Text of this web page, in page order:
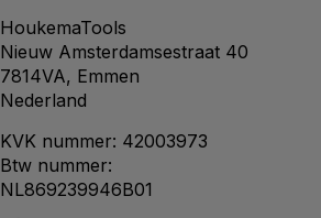
HoukemaTools
Nieuw Amsterdamsestraat 40
7814VA, Emmen
Nederland
KVK nummer: 42003973
Btw nummer:
NL869239946B01